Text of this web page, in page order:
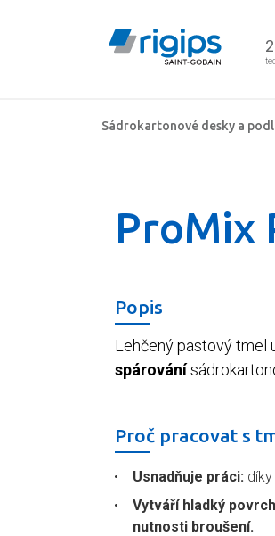
Sádrokartonové desky a
ProMix
Popis
Lehčený pastový tmel
spárování
Proč pracovat s
Usnadňuje práci:
Vytváří hladký
nutnosti broušení.